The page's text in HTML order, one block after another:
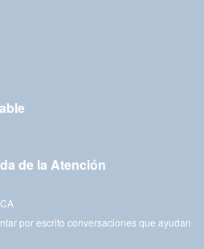
de la Atención
por escrito conversaciones que ayudan